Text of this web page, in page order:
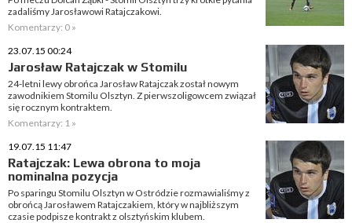
zadaliśmy Jarosławowi Ratajczakowi.
Komentarzy: 0 »
23.07.15 00:24
Jarosław Ratajczak w Stomilu
24-letni lewy obrońca Jarosław Ratajczak został nowym
zawodnikiem Stomilu Olsztyn. Z pierwszoligowcem związał
się rocznym kontraktem.
Komentarzy: 1 »
19.07.15 11:47
Ratajczak: Lewa obrona to moja
nominalna pozycja
Po sparingu Stomilu Olsztyn w Ostródzie rozmawialiśmy z
obrońcą Jarosławem Ratajczakiem, który w najbliższym
czasie podpisze kontrakt z olsztyńskim klubem.